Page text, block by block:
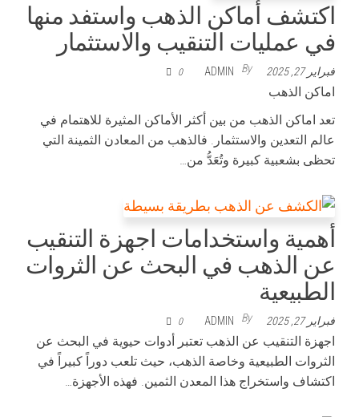
اكتشف أماكن الذهب واستفد منها
في عمليات التنقيب والاستثمار
فبراير 27, 2025 By
ADMIN
0
اماكن الذهب
تعد اماكن الذهب من بين أكثر الأماكن المثيرة للاهتمام في
عالم التعدين والاستثمار. فالذهب من المعادن الثمينة التي
تحظى بشعبية كبيرة وتُعَدُّ من…
أهمية واستخدامات اجهزة التنقيب
عن الذهب في البحث عن الثروات
الطبيعية
فبراير 27, 2025 By
ADMIN
0
اجهزة التنقيب عن الذهب تعتبر أدوات حيوية في البحث عن
الثروات الطبيعية وخاصة الذهب، حيث تلعب دوراً كبيراً في
اكتشاف واستخراج هذا المعدن الثمين. فهذه الأجهزة…